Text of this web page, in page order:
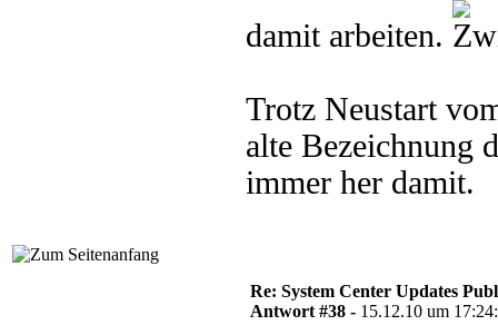
damit arbeiten.
Trotz Neustart
alte Bezeichnung
immer her damit.
Re: System Center Updates
Antwort #38 - 15.12.10 um